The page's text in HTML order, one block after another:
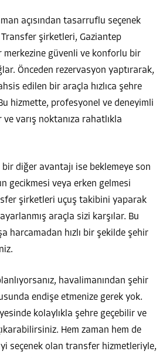
açısından tasarruflu seçenek
şirketleri, Gaziantep
merkezine güvenli ve konforlu bir
Önceden rezervasyon yaptırarak,
edilen bir araçla hızlıca şehre
hizmette, profesyonel ve deneyimli
varış noktanıza rahatlıkla
diğer avantajı ise beklemeye son
gecikmesi veya erken gelmesi
şirketleri uçuş takibini yaparak
araçla sizi karşılar. Bu
harcamadan hızlı bir şekilde şehir
havalimanından şehir
endişe etmenize gerek yok.
kolaylıkla şehre geçebilir ve
Hem zaman hem de
seçenek olan transfer hizmetleriyle,